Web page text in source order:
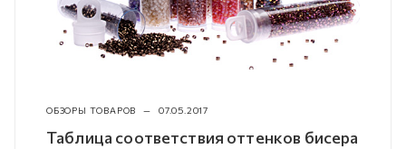
ОБЗОРЫ ТОВАРОВ — 07.05.2017
Таблица соответствия оттенков бисера